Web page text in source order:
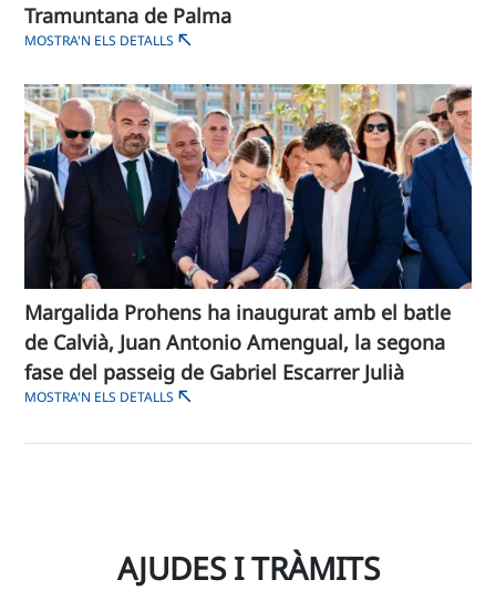
Tramuntana de Palma
MOSTRA'N ELS DETALLS
Margalida Prohens ha inaugurat amb el batle
de Calvià, Juan Antonio Amengual, la segona
fase del passeig de Gabriel Escarrer Julià
MOSTRA'N ELS DETALLS
AJUDES I TRÀMITS